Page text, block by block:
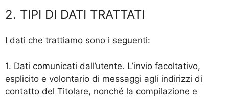
2. TIPI DI DATI TRATTATI
I dati che trattiamo sono i seguenti:
1. Dati comunicati dall’utente. L’invio facoltativo,
esplicito e volontario di messaggi agli indirizzi di
contatto del Titolare, nonché la compilazione e